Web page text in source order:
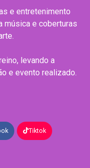
e entretenimento
música e coberturas
levando a
e evento realizado.
Tiktok